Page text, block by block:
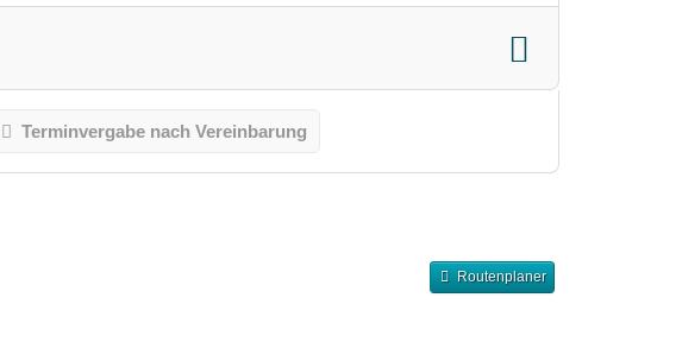
Terminvergabe nach Vereinbarung
Routenplaner